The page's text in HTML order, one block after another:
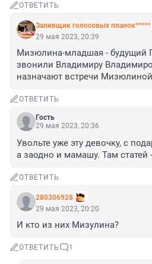
ОТВЕТИТЬ
Заливщик голосовых планок*****
29 мая 2023, 20:39
Мизюлина-младшая - будущий
звонили Владимиру
назначают встречи
ОТВЕТИТЬ
Гость
29 мая 2023, 20:36
Увольте уже эту девочку, с
а заодно и мамашу. Там статей
ОТВЕТИТЬ
280306928
29 мая 2023, 20:20
И кто из них Мизулина?
ОТВЕТИТЬ 1